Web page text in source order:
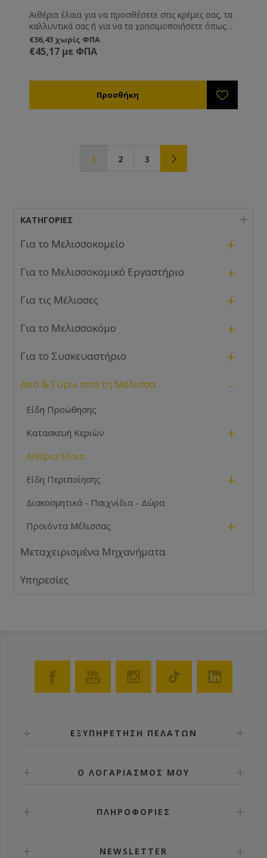
Αιθέρια έλαια για να προσθέσετε στις κρέμες σας, τα
καλλυντικά σας ή για να τα χρησιμοποιήσετε όπως
εσείς επιθυμείτε.
€36,43 χωρίς ΦΠΑ
€45,17 με ΦΠΑ
1 2 3
ΚΑΤΗΓΟΡΊΕΣ
Για το Μελισσοκομείο +
Για το Μελισσοκομικό Εργαστήριο +
Για τις Μέλισσες +
Για το Μελισσοκόμο +
Για το Συσκευαστήριο +
Από & Γύρω από τη Μέλισσα -
Είδη Προώθησης
Κατασκευή Κεριών
+
Αιθέρια Έλαια
Είδη Περιποίησης
+
Διακοσμητικά - Παιχνίδια - Δώρα
Προιόντα Μέλισσας
+
Μεταχειρισμένα Μηχανήματα
Υπηρεσίες
ΕΞΥΠΗΡΕΤΗΣΗ ΠΕΛΑΤΩΝ
Ο ΛΟΓΑΡΙΑΣΜΟΣ ΜΟΥ
ΠΛΗΡΟΦΟΡΙΕΣ
NEWSLETTER